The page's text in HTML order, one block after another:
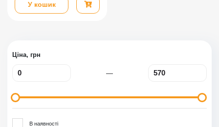
Ціна, грн
—
В наявності
У кошик